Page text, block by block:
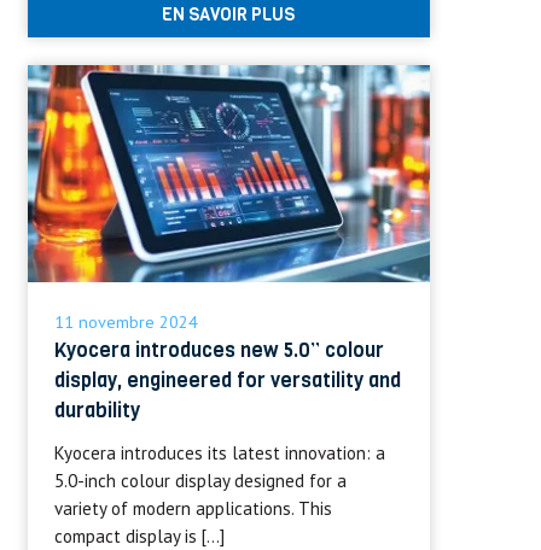
EN SAVOIR PLUS
11 novembre 2024
Kyocera introduces new 5.0” colour
display, engineered for versatility and
durability
Kyocera introduces its latest innovation: a
5.0-inch colour display designed for a
variety of modern applications. This
compact display is […]